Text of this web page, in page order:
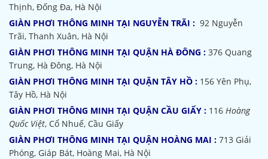
Thịnh, Đống Đa, Hà Nội
GIÀN PHƠI THÔNG MINH TẠI NGUYỄN TRÃI : 92 Nguyễn
Trãi, Thanh Xuân, Hà Nội
GIÀN PHƠI THÔNG MINH TẠI QUẬN HÀ ĐÔNG : 376 Quang
Trung, Hà Đông, Hà Nội
GIÀN PHƠI THÔNG MINH TẠI QUẬN TÂY HỒ : 156 Yên Phụ,
Tây Hồ, Hà Nội
GIÀN PHƠI THÔNG MINH TẠI QUẬN CẦU GIẤY : 116 Hoàng
Quốc Việt, Cổ Nhuế, Cầu Giấy
GIÀN PHƠI THÔNG MINH TẠI QUẬN HOÀNG MAI : 713 Giải
Phóng, Giáp Bát, Hoàng Mai, Hà Nội